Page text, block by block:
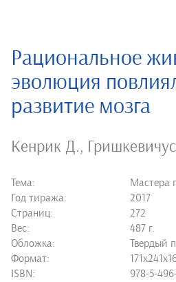
Рациональное
эволюция
развитие мозга
Кенрик Д.,
Тема:
Мастера
Год тиража:
2017
Страниц:
272
Вес:
487 г.
Обложка:
Твердый
Формат:
ISBN:
978-5-